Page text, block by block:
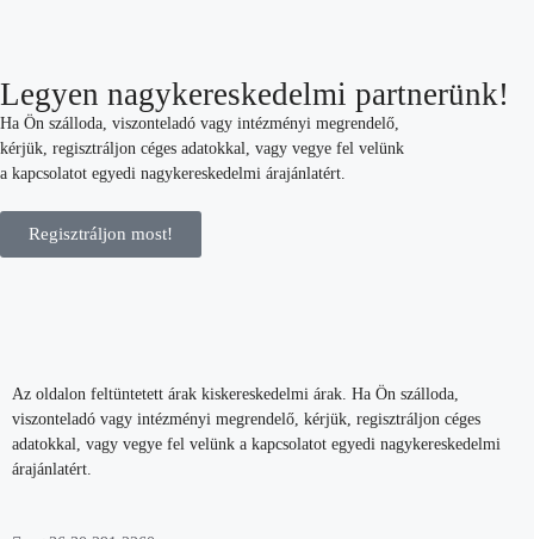
Legyen nagykereskedelmi partnerünk!
Ha Ön szálloda, viszonteladó vagy intézményi megrendelő,
kérjük, regisztráljon céges adatokkal, vagy vegye fel velünk
a kapcsolatot egyedi nagykereskedelmi árajánlatért.
Regisztráljon most!
Az oldalon feltüntetett árak kiskereskedelmi árak. Ha Ön szálloda,
viszonteladó vagy intézményi megrendelő, kérjük, regisztráljon céges
adatokkal, vagy vegye fel velünk a kapcsolatot egyedi nagykereskedelmi
árajánlatért.